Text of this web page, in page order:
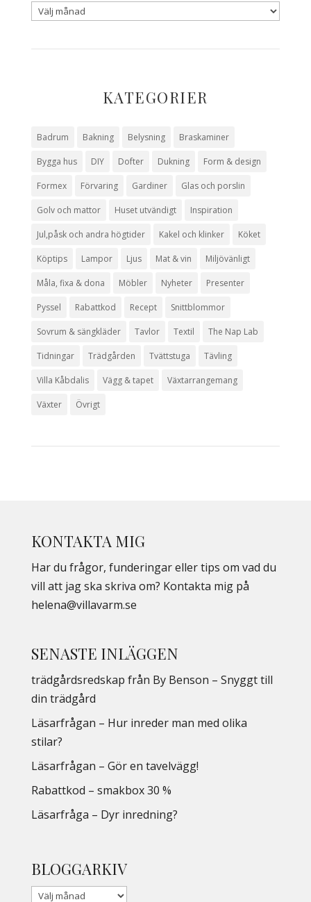
KATEGORIER
Badrum Bakning Belysning Braskaminer
Bygga hus DIY Dofter Dukning Form & design
Formex Förvaring Gardiner Glas och porslin
Golv och mattor Huset utvändigt Inspiration
Jul,påsk och andra högtider Kakel och klinker Köket
Köptips Lampor Ljus Mat & vin Miljövänligt
Måla, fixa & dona Möbler Nyheter Presenter
Pyssel Rabattkod Recept Snittblommor
Sovrum & sängkläder Tavlor Textil The Nap Lab
Tidningar Trädgården Tvättstuga Tävling
Villa Kåbdalis Vägg & tapet Växtarrangemang
Växter Övrigt
KONTAKTA MIG
Har du frågor, funderingar eller tips om vad du
vill att jag ska skriva om? Kontakta mig på
helena@villavarm.se
SENASTE INLÄGGEN
trädgårdsredskap från By Benson – Snyggt till
din trädgård
Läsarfrågan – Hur inreder man med olika
stilar?
Läsarfrågan – Gör en tavelvägg!
Rabattkod – smakbox 30 %
Läsarfråga – Dyr inredning?
BLOGGARKIV